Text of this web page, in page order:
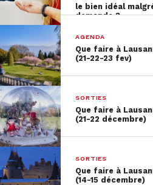
le bien idéal
demande ?
AGENDA
Que faire à
(21-22-23 fev)
SORTIES
Que faire à
(21-22 décembre)
SORTIES
Que faire à
(14-15 décembre)